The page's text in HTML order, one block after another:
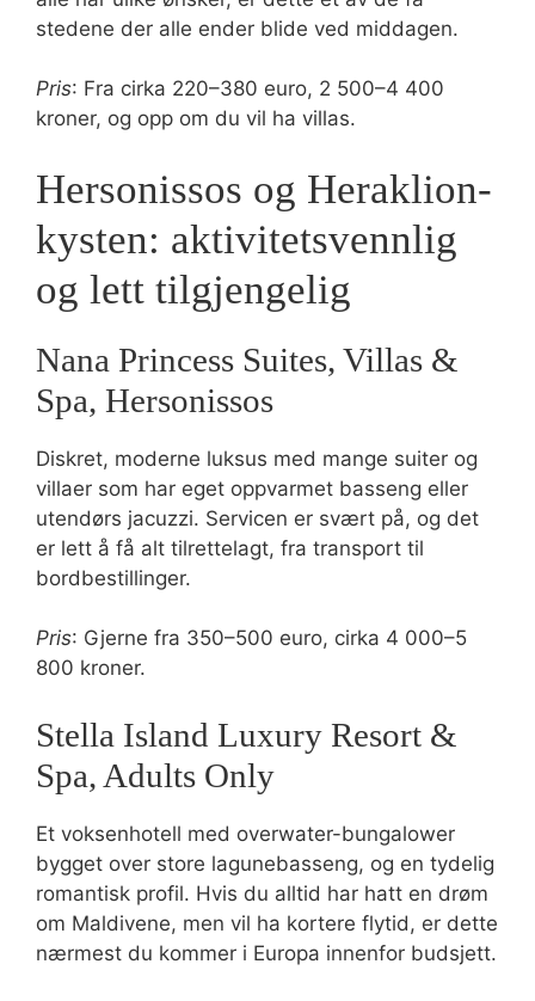
stedene der alle ender blide ved middagen.
Pris: Fra cirka 220–380 euro, 2 500–4 400
kroner, og opp om du vil ha villas.
Hersonissos og Heraklion-
kysten: aktivitetsvennlig
og lett tilgjengelig
Nana Princess Suites, Villas &
Spa, Hersonissos
Diskret, moderne luksus med mange suiter og
villaer som har eget oppvarmet basseng eller
utendørs jacuzzi. Servicen er svært på, og det
er lett å få alt tilrettelagt, fra transport til
bordbestillinger.
Pris: Gjerne fra 350–500 euro, cirka 4 000–5
800 kroner.
Stella Island Luxury Resort &
Spa, Adults Only
Et voksenhotell med overwater-bungalower
bygget over store lagunebasseng, og en tydelig
romantisk profil. Hvis du alltid har hatt en drøm
om Maldivene, men vil ha kortere flytid, er dette
nærmest du kommer i Europa innenfor budsjett.